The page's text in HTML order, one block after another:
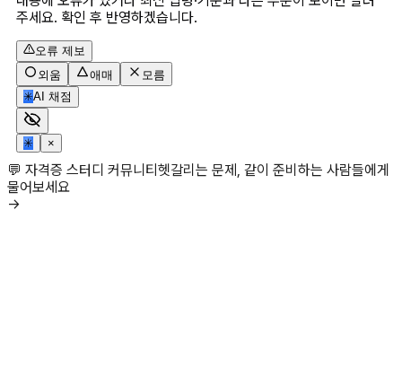
주세요. 확인 후 반영하겠습니다.
오류 제보
외움
애매
모름
✳AI 채점
✳ ×
💬 자격증 스터디 커뮤니티헷갈리는 문제, 같이 준비하는 사람들에게
물어보세요
→